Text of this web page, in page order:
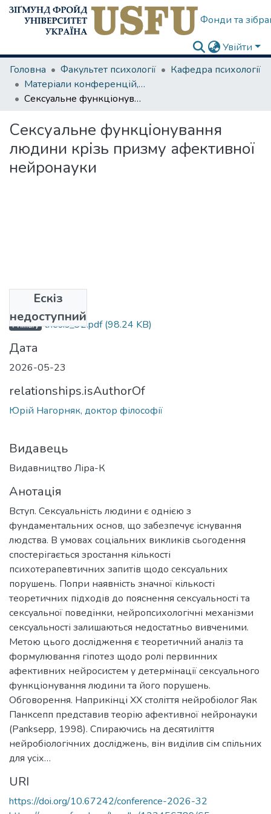
Фонди та
Увійти
Головна
Факультет психології
Кафедра психології
Матеріали конференцій, семінарів
Сексуальне функціонування людини крізь призму афективної нейронауки
Сексуальне функціонування
людини крізь призму афективної
нейронауки
Ескіз
недоступний
Файли
Primary thesis_32.pdf(98.24 KB)
Дата
2026-05-23
relationships.isAuthorOf
Юрій Нагорняк, доктор філософії
Видавець
Видавництво Ліра-К
Анотація
Вступ. Сексуальність людини є однією з
фундаментальних основ, що забезпечує існування
людства. В умовах соціальних викликів сьогодення
спостерігається зростання кількості
психотерапевтичних запитів щодо сексуальних
порушень. Попри наявність значної кількості
теоретичних підходів до пояснення сексуальності та
сексуальної поведінки, нейропсихологічні механізми
сексуальності залишаються недостатньо вивченими.
Метою цього дослідження є теоретичний аналіз та
формулювання гіпотез щодо ролі первинних
афективних нейросистем у детермінації сексуального
функціонування людини та його порушень.
Обговорення. Наприкінці XX століття нейробіолог Яак
Панксепп представив теорію афективної нейронауки
(Panksepp, 1998). Спираючись на десятиліття
нейробіологічних досліджень, він виділив сім спільних
для усіх…
URI
https://doi.org/10.67242/conference-2026-32